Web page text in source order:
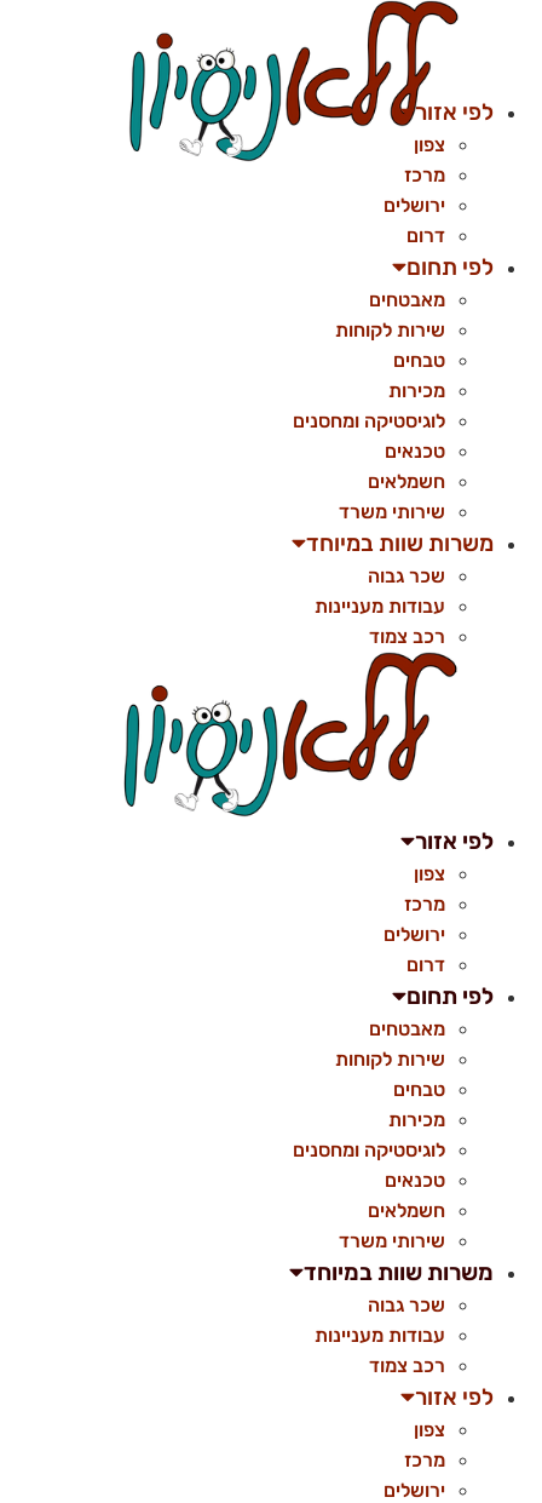
לפי אזור
צפון
מרכז
ירושלים
דרום
לפי תחום
מאבטחים
שירות לקוחות
טבחים
מכירות
לוגיסטיקה ומחסנים
טכנאים
חשמלאים
שירותי משרד
משרות שוות במיוחד
שכר גבוה
עבודות מעניינות
רכב צמוד
לפי אזור
צפון
מרכז
ירושלים
דרום
לפי תחום
מאבטחים
שירות לקוחות
טבחים
מכירות
לוגיסטיקה ומחסנים
טכנאים
חשמלאים
שירותי משרד
משרות שוות במיוחד
שכר גבוה
עבודות מעניינות
רכב צמוד
לפי אזור
צפון
מרכז
ירושלים